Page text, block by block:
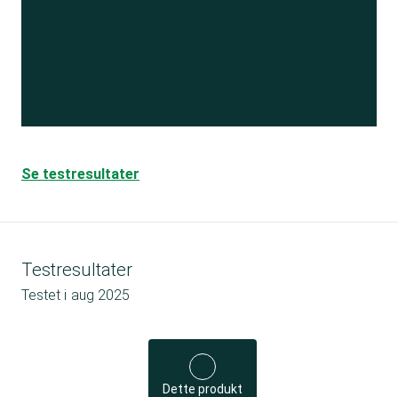
Se testresultater
Testresultater
Testet i aug 2025
Dette produkt